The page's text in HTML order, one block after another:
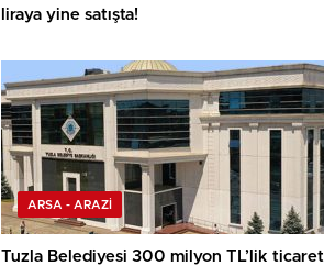
liraya yine satışta!
ARSA - ARAZİ
Tuzla Belediyesi 300 milyon TL’lik ticaret